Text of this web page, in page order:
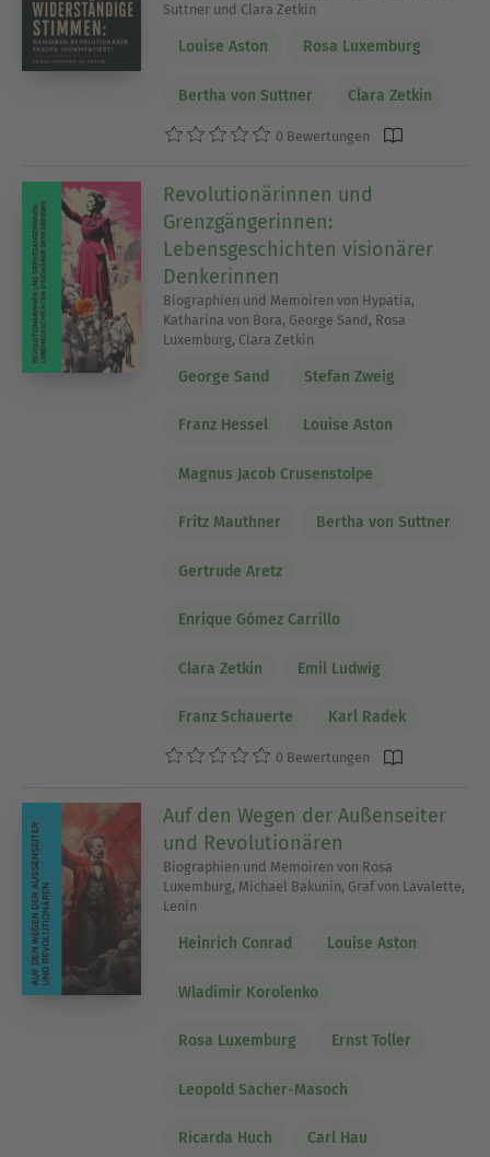
Suttner und Clara Zetkin
Louise Aston Rosa Luxemburg
Bertha von Suttner Clara Zetkin
0 Bewertungen
Revolutionärinnen und
Grenzgängerinnen:
Lebensgeschichten visionärer
Denkerinnen
Biographien und Memoiren von Hypatia,
Katharina von Bora, George Sand, Rosa
Luxemburg, Clara Zetkin
George Sand Stefan Zweig
Franz Hessel Louise Aston
Magnus Jacob Crusenstolpe
Fritz Mauthner Bertha von Suttner
Gertrude Aretz
Enrique Gómez Carrillo
Clara Zetkin Emil Ludwig
Franz Schauerte Karl Radek
0 Bewertungen
Auf den Wegen der Außenseiter
und Revolutionären
Biographien und Memoiren von Rosa
Luxemburg, Michael Bakunin, Graf von Lavalette,
Lenin
Heinrich Conrad Louise Aston
Wladimir Korolenko
Rosa Luxemburg Ernst Toller
Leopold Sacher-Masoch
Ricarda Huch Carl Hau